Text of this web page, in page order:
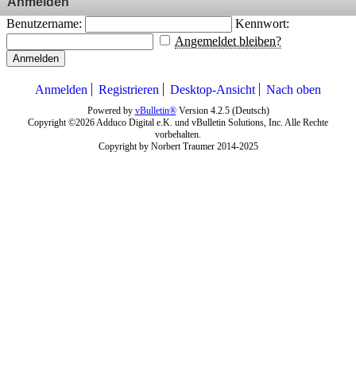
Benutzername:
Kennwort:
Angemeldet bleiben?
Anmelden
Anmelden Registrieren Desktop-Ansicht Nach oben
Powered by vBulletin®Version 4.2.5 (Deutsch)
Copyright ©2026 Adduco Digital e.K. und vBulletin Solutions, Inc. Alle Rechte
vorbehalten.
Copyright by Norbert Traumer 2014-2025